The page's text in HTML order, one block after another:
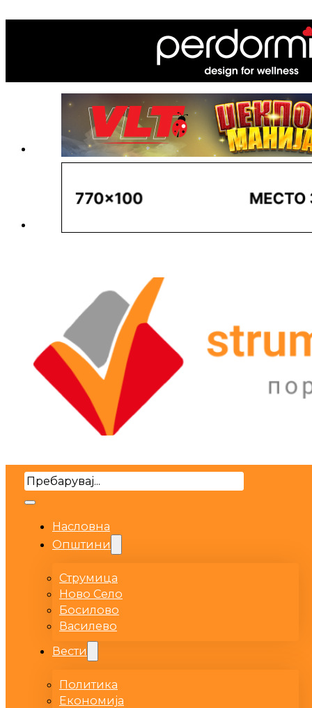
Search
Насловна
Општини
Струмица
Ново Село
Босилово
Василево
Вести
Политика
Економија